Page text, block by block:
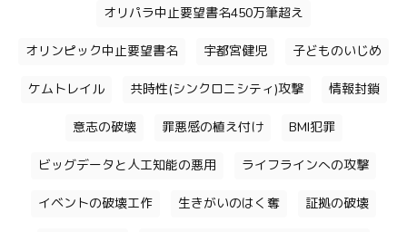
オリパラ中止要望書名450万筆超え
オリンピック中止要望書名 宇都宮健児 子どものいじめ
ケムトレイル 共時性(シンクロニシティ)攻撃 情報封鎖
意志の破壊 罪悪感の植え付け BMI犯罪
ビッグデータと人工知能の悪用 ライフラインへの攻撃
イベントの破壊工作 生きがいのはく奪 証拠の破壊